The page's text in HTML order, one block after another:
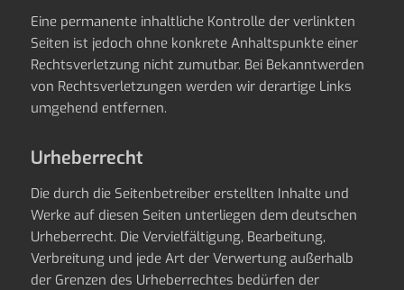
Eine permanente inhaltliche Kontrolle der verlinkten
Seiten ist jedoch ohne konkrete Anhaltspunkte einer
Rechtsverletzung nicht zumutbar. Bei Bekanntwerden
von Rechtsverletzungen werden wir derartige Links
umgehend entfernen.
Urheberrecht
Die durch die Seitenbetreiber erstellten Inhalte und
Werke auf diesen Seiten unterliegen dem deutschen
Urheberrecht. Die Vervielfältigung, Bearbeitung,
Verbreitung und jede Art der Verwertung außerhalb
der Grenzen des Urheberrechtes bedürfen der